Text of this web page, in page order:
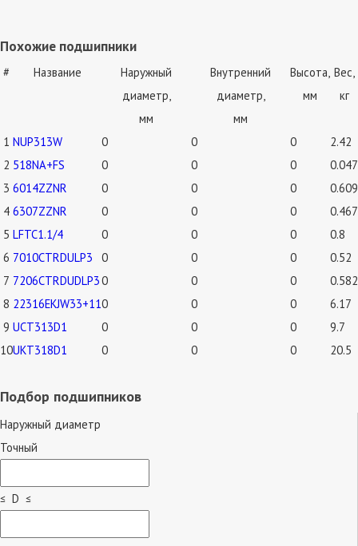
Похожие подшипники
# Название
Наружный
диаметр,
мм
Внутренний
диаметр,
мм
Высота,
мм
Вес,
кг
1 NUP313W 0 0 0
2.42
2 518NA+FS 0 0 0
0.047
3 6014ZZNR 0 0 0
0.609
4 6307ZZNR 0 0 0
0.467
5 LFTC1.1/4 0 0 0
0.8
6 7010CTRDULP3 0 0 0
0.52
7 7206CTRDUDLP30 0 0
0.582
8 22316EKJW33+110 0 0
6.17
9 UCT313D1 0 0 0
9.7
10UKT318D1 0 0 0 20.5
Подбор подшипников
Наружный диаметр
Точный
≤ D ≤